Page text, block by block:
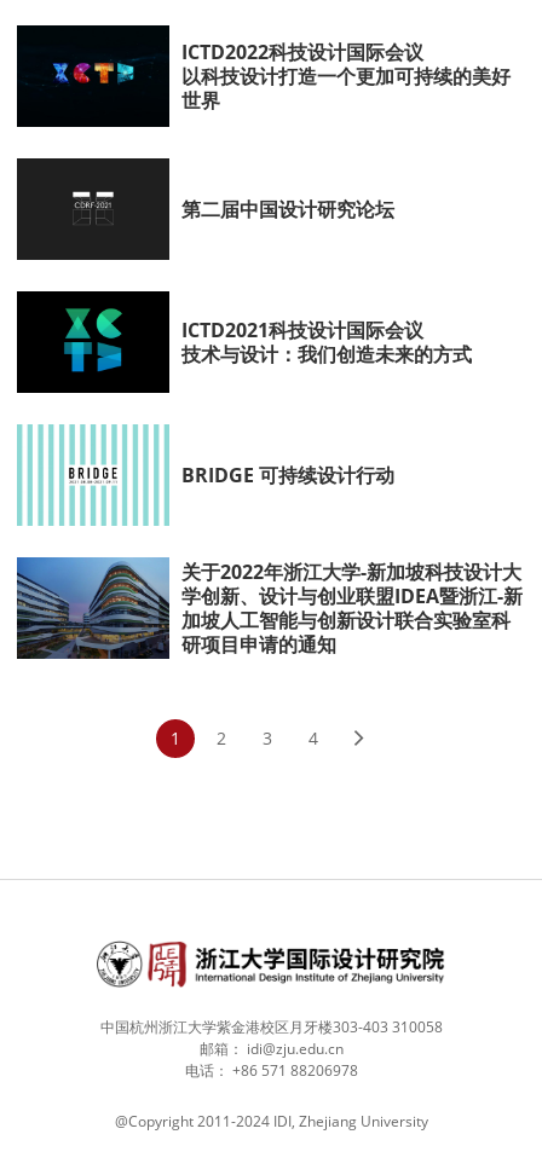
ICTD2022科技设计国际会议
以科技设计打造一个更加可持续的美好
世界
第二届中国设计研究论坛
ICTD2021科技设计国际会议
技术与设计：我们创造未来的方式
BRIDGE 可持续设计行动
关于2022年浙江大学-新加坡科技设计大
学创新、设计与创业联盟IDEA暨浙江-新
加坡人工智能与创新设计联合实验室科
研项目申请的通知
1 2 3 4 >
中国杭州浙江大学紫金港校区月牙楼303-403 310058
邮箱： idi@zju.edu.cn
电话： +86 571 88206978
@Copyright 2011-2024 IDI, Zhejiang University